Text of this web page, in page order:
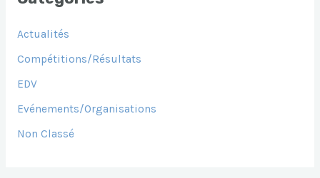
Actualités
Compétitions/Résultats
EDV
Evénements/Organisations
Non Classé